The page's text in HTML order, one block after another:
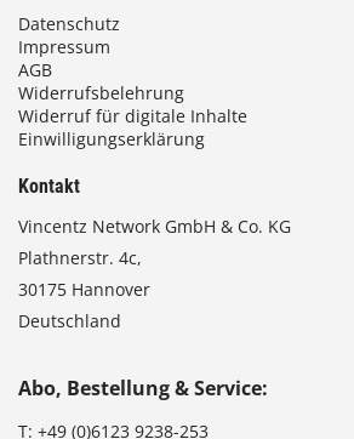
Datenschutz
Impressum
AGB
Widerrufsbelehrung
Widerruf für digitale Inhalte
Einwilligungserklärung
Kontakt
Vincentz Network GmbH & Co. KG
Plathnerstr. 4c,
30175 Hannover
Deutschland
Abo, Bestellung & Service:
T: +49 (0)6123 9238-253